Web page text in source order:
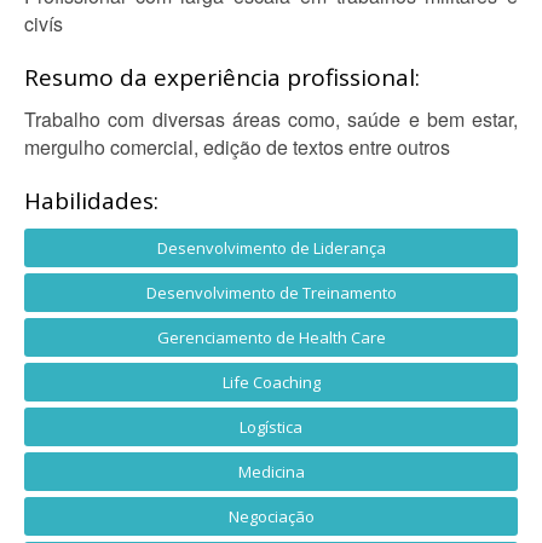
civís
Resumo da experiência profissional:
Trabalho com diversas áreas como, saúde e bem estar,
mergulho comercial, edição de textos entre outros
Habilidades:
Desenvolvimento de Liderança
Desenvolvimento de Treinamento
Gerenciamento de Health Care
Life Coaching
Logística
Medicina
Negociação